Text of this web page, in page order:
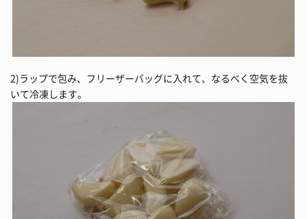
2)ラップで包み、フリーザーバッグに入れて、なるべく空気を抜
いて冷凍します。